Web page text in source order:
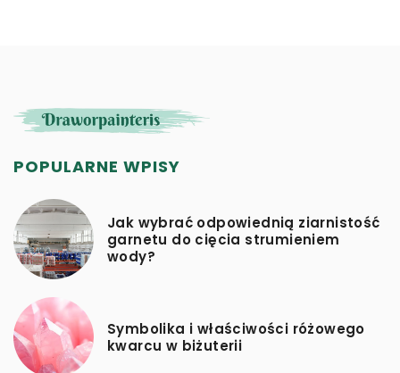
POPULARNE WPISY
Jak wybrać odpowiednią ziarnistość
garnetu do cięcia strumieniem
wody?
Symbolika i właściwości różowego
kwarcu w biżuterii